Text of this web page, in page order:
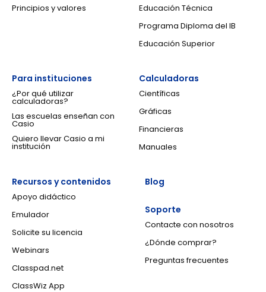
Principios y valores
Educación Técnica
Programa Diploma del IB
Educación Superior
Para instituciones
¿Por qué utilizar
calculadoras?
Las escuelas enseñan con
Casio
Quiero llevar Casio a mi
institución
Calculadoras
Científicas
Gráficas
Financieras
Manuales
Recursos y contenidos
Apoyo didáctico
Emulador
Solicite su licencia
Webinars
Classpad.net
ClassWiz App
Blog
Soporte
Contacte con nosotros
¿Dónde comprar?
Preguntas frecuentes